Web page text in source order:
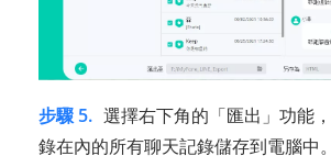
步驟 5. 選擇右下角的「匯出」功能
錄在內的所有聊天記錄儲存到電腦中。